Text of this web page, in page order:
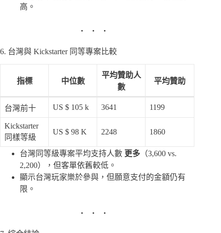
高。
6. 台灣與 Kickstarter 同等專案比較
指標 中位數
平均贊助人
數
平均贊助
台灣前十 US $ 105 k 3641 1199
Kickstarter
同樣等級
US $ 98 K 2248 1860
台灣同等級專案平均支持人數 更多 （3,600 vs.
2,200），但客單依舊較低。
顯示台灣玩家樂於參與，但願意支付的金額仍有
限。